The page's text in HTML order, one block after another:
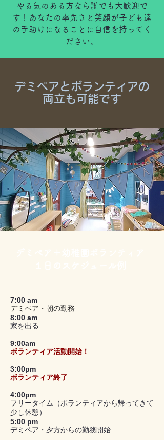
やる気のある方なら誰でも大歓迎で
す！あなたの率先さと笑顔が子ども達
の手助けになることに自信を持ってく
ださい。
デミペアとボランティアの
両立も可能です
7:00 am
デミペア・朝の勤務
8:00 am
家を出る
9:00am
ボランティア活動開始！
3:00pm
ボランティア終了
4:00pm
フリータイム（ボランティアから帰ってきて
少し休憩）
5:00 pm
デミペア・夕方からの勤務開始